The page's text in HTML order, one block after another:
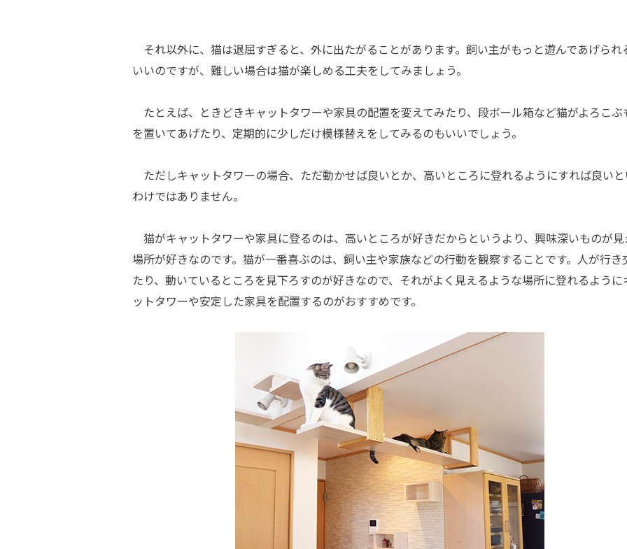
それ以外に、猫は退屈すぎると、外に出たがることがあります。飼い主がもっと遊んであげられ
いいのですが、難しい場合は猫が楽しめる工夫をしてみましょう。
たとえば、ときどきキャットタワーや家具の配置を変えてみたり、段ボール箱など猫がよろこぶ
を置いてあげたり、定期的に少しだけ模様替えをしてみるのもいいでしょう。
ただしキャットタワーの場合、ただ動かせば良いとか、高いところに登れるようにすれば良いと
わけではありません。
猫がキャットタワーや家具に登るのは、高いところが好きだからというより、興味深いものが見
場所が好きなのです。猫が一番喜ぶのは、飼い主や家族などの行動を観察することです。人が行き
たり、動いているところを見下ろすのが好きなので、それがよく見えるような場所に登れるように
ットタワーや安定した家具を配置するのがおすすめです。